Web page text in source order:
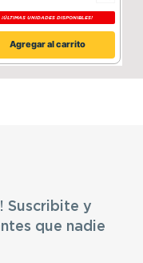
¡ÚLTIMAS UNIDADES DISPONIBLES!
Agregar al carrito
Suscribite y
que nadie